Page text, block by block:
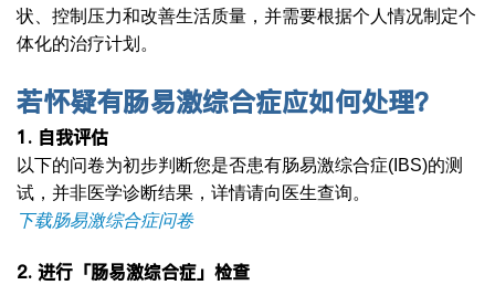
状、控制压力和改善生活质量，并需要根据个人情况制定个
体化的治疗计划。
若怀疑有肠易激综合症应如何处理？
1. 自我评估
以下的问卷为初步判断您是否患有肠易激综合症(IBS)的测
试，并非医学诊断结果，详情请向医生查询。
下载肠易激综合症问卷
2. 进行「肠易激综合症」检查